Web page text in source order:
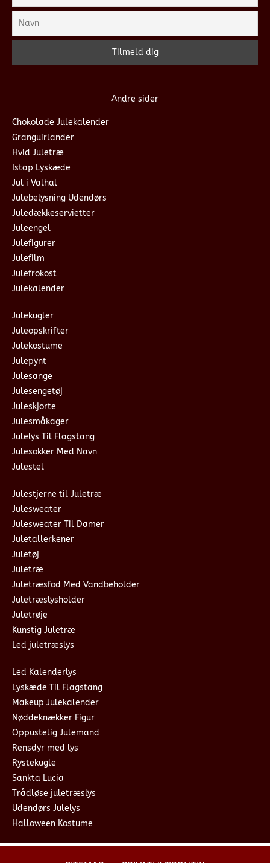
Andre sider
Chokolade Julekalender
Granguirlander
Hvid Juletræ
Istap Lyskæde
Jul i Valhal
Julebelysning Udendørs
Juledækkeservietter
Juleengel
Julefigurer
Julefilm
Julefrokost
Julekalender
Julekugler
Juleopskrifter
Julekostume
Julepynt
Julesange
Julesengetøj
Juleskjorte
Julesmåkager
Julelys Til Flagstang
Julesokker Med Navn
Julestel
Julestjerne til Juletræ
Julesweater
Julesweater Til Damer
Juletallerkener
Juletøj
Juletræ
Juletræsfod Med Vandbeholder
Juletræslysholder
Juletrøje
Kunstig Juletræ
Led juletræslys
Led Kalenderlys
Lyskæde Til Flagstang
Makeup Julekalender
Nøddeknækker Figur
Oppustelig Julemand
Rensdyr med lys
Rystekugle
Sankta Lucia
Trådløse juletræslys
Udendørs Julelys
Halloween Kostume